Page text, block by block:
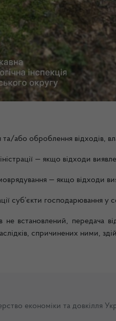
або оброблення відходів,
— якщо відходи
— якщо відходи
суб’єкти господарювання у
не встановлений, передача
спричинених ними,
економіки та довкілля